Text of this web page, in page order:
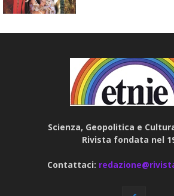
Scienza, Geopolitica e
Rivista fondata nel
Contattaci: